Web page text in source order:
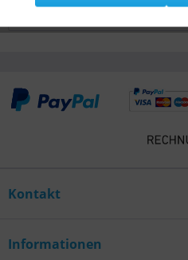
Kontakt
Informationen